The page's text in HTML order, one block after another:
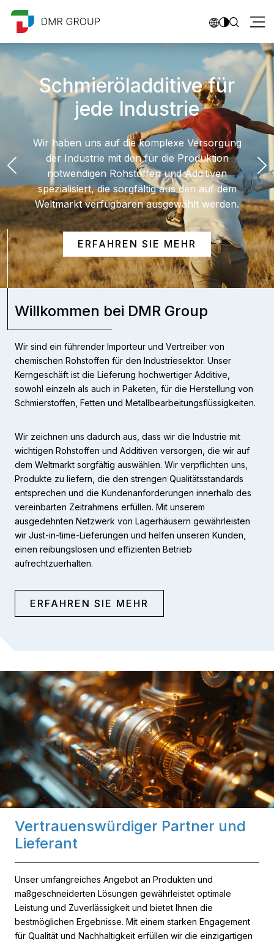
Schmieröladditive für
jede Industrie
Wir haben uns auf die komplexe Versorgung
der Industrie mit den für die Produktion
notwendigen Rohstoffen und Additiven
spezialisiert, die sorgfältig aus den auf dem
Weltmarkt verfügbaren ausgewählt werden.
ERFAHREN SIE MEHR
Willkommen bei DMR Group
Wir sind ein führender Importeur und Vertreiber von
chemischen Rohstoffen für den Industriesektor. Unser
Kerngeschäft ist die Lieferung hochwertiger Additive,
sowohl einzeln als auch in Paketen, für die Herstellung von
Schmierstoffen, Fetten und Metallbearbeitungsflüssigkeiten.
Wir zeichnen uns dadurch aus, dass wir die Industrie mit
wichtigen Rohstoffen und Additiven versorgen, die wir auf
dem Weltmarkt sorgfältig auswählen. Wir verpflichten uns,
Produkte zu liefern, die den strengen Qualitätsstandards
entsprechen und die Kundenanforderungen innerhalb des
vereinbarten Zeitrahmens erfüllen. Mit unserem
ausgedehnten Netzwerk von Lagerhäusern gewährleisten
wir Just-in-time-Lieferungen und helfen unseren Kunden,
einen reibungslosen und effizienten Betrieb
aufrechtzuerhalten.
ERFAHREN SIE MEHR
Vertrauenswürdiger Partner und
Lieferant
Unser umfangreiches Angebot an Produkten und
maßgeschneiderten Lösungen gewährleistet optimale
Leistung und Zuverlässigkeit und bietet Ihnen die
bestmöglichen Ergebnisse. Mit einem starken Engagement
für Qualität und Nachhaltigkeit erfüllen wir die einzigartigen